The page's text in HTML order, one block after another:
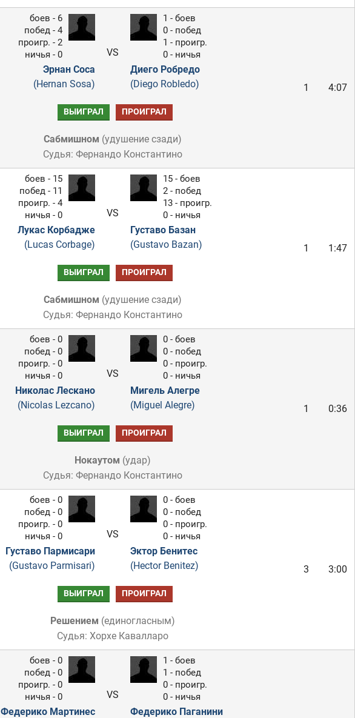
боев - 6
побед - 4
проигр. - 2
ничья - 0
Эрнан Соса
(Hernan Sosa)
VS
1 - боев
0 - побед
1 - проигр.
0 - ничья
Диего Робредо
(Diego Robledo)
1 4:07
ВЫИГРАЛ ПРОИГРАЛ
Сабмишном (удушение сзади)
Судья: Фернандо Константино
боев - 15
побед - 11
проигр. - 4
ничья - 0
Лукас Корбадже
(Lucas Corbage)
VS
15 - боев
2 - побед
13 - проигр.
0 - ничья
Густаво Базан
(Gustavo Bazan)
1 1:47
ВЫИГРАЛ ПРОИГРАЛ
Сабмишном (удушение сзади)
Судья: Фернандо Константино
боев - 0
побед - 0
проигр. - 0
ничья - 0
Николас Лескано
(Nicolas Lezcano)
VS
0 - боев
0 - побед
0 - проигр.
0 - ничья
Мигель Алегре
(Miguel Alegre)
1 0:36
ВЫИГРАЛ ПРОИГРАЛ
Нокаутом (удар)
Судья: Фернандо Константино
боев - 0
побед - 0
проигр. - 0
ничья - 0
Густаво Пармисари
(Gustavo Parmisari)
VS
0 - боев
0 - побед
0 - проигр.
0 - ничья
Эктор Бенитес
(Hector Benitez)
3 3:00
ВЫИГРАЛ ПРОИГРАЛ
Решением (единогласным)
Судья: Хорхе Кавалларо
боев - 0
побед - 0
проигр. - 0
ничья - 0
Федерико Мартинес
VS
1 - боев
1 - побед
0 - проигр.
0 - ничья
Федерико Паганини